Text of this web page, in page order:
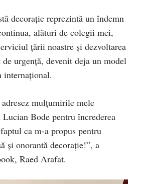
decorație reprezintă un îndemn
alături de colegii mei,
țării noastre și dezvoltarea
urgență, devenit deja un model
internațional.
mulțumirile mele
Bode pentru încrederea
ca m-a propus pentru
și onorantă decorație!”, a
Raed Arafat.